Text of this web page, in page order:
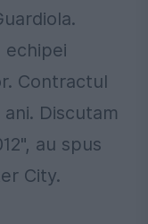
echipei
Contractul
Discutam
au spus
City.